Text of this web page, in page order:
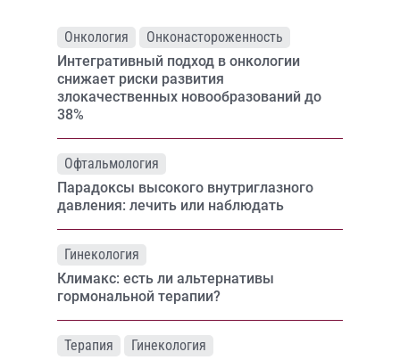
Онкология
Онконастороженность
Интегративный подход в онкологии
снижает риски развития
злокачественных новообразований до
38%
Офтальмология
Парадоксы высокого внутриглазного
давления: лечить или наблюдать
Гинекология
Климакс: есть ли альтернативы
гормональной терапии?
Терапия
Гинекология